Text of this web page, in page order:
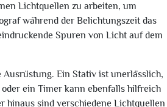
Lichtquellen zu arbeiten, um
während der Belichtungszeit das
Spuren von Licht auf dem
Ein Stativ ist unerlässlich,
ein Timer kann ebenfalls hilfreich
hinaus sind verschiedene Lichtquellen